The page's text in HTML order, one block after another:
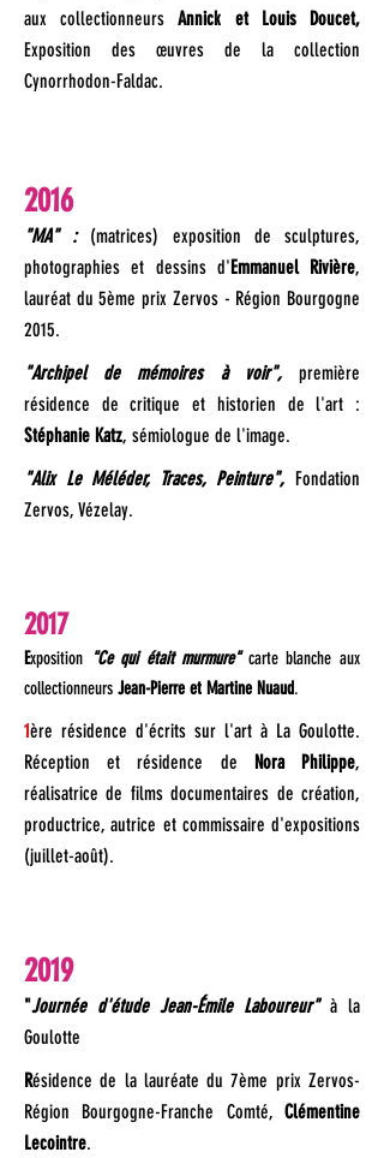
aux collectionneursAnnick et Louis Doucet,
Exposition des œuvres de la collection
Cynorrhodon-Faldac.
2016
"MA" : (matrices) exposition de sculptures,
photographies et dessins d'Emmanuel Rivière,
lauréat du 5ème prix Zervos - Région Bourgogne
2015.
"Archipel de mémoires à voir",première
résidence de critique et historien de l'art :
Stéphanie Katz, sémiologue de l'image.
"Alix Le Méléder, Traces, Peinture",Fondation
Zervos, Vézelay.
2017
Exposition "Ce qui était murmure"carte blanche aux
collectionneurs Jean-Pierre et Martine Nuaud.
1ère résidence d'écrits sur l'art à La Goulotte.
Réception et résidence de Nora Philippe,
réalisatrice de films documentaires de création,
productrice, autrice et commissaire d'expositions
(juillet-août).
2019
"Journée d'étudeJean-Émile Laboureur" à la
Goulotte
Résidence de la lauréate du 7ème prix Zervos-
Région Bourgogne-Franche Comté, Clémentine
Lecointre.